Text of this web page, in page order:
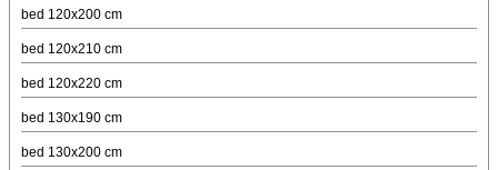
bed 120x200 cm
bed 120x210 cm
bed 120x220 cm
bed 130x190 cm
bed 130x200 cm